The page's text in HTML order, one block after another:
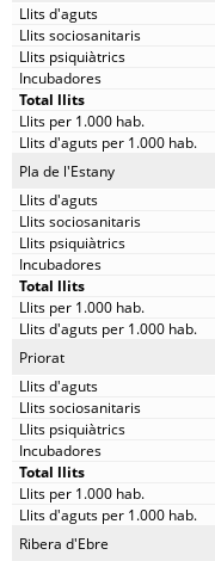
Pla de l'Estany
Priorat
Ribera d'Ebre